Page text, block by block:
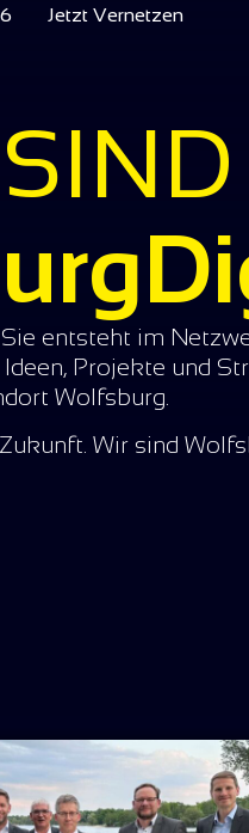
Jetzt Vernetzen
entsteht im
Projekte und
Wolfsburg.
Wir sind